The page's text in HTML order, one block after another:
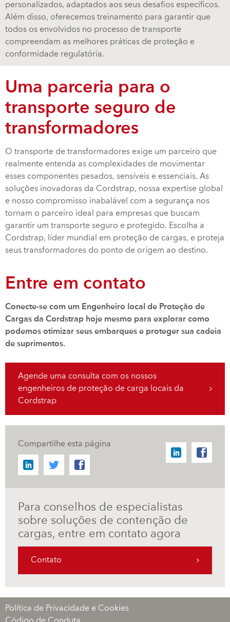
personalizados, adaptados aos seus desafios específicos.
Além disso, oferecemos treinamento para garantir que
todos os envolvidos no processo de transporte
compreendam as melhores práticas de proteção e
conformidade regulatória.
Uma parceria para o
transporte seguro de
transformadores
O transporte de transformadores exige um parceiro que
realmente entenda as complexidades de movimentar
esses componentes pesados, sensíveis e essenciais. As
soluções inovadoras da Cordstrap, nossa expertise global
e nosso compromisso inabalável com a segurança nos
tornam o parceiro ideal para empresas que buscam
garantir um transporte seguro e protegido. Escolha a
Cordstrap, líder mundial em proteção de cargas, e proteja
seus transformadores do ponto de origem ao destino.
Entre em contato
Conecte-se com um Engenheiro local de Proteção de
Cargas da Cordstrap hoje mesmo para explorar como
podemos otimizar seus embarques e proteger sua cadeia
de suprimentos.
Agende uma consulta com os nossos
engenheiros de proteção de carga locais da
Cordstrap
Compartilhe esta página
Para conselhos de especialistas
sobre soluções de contenção de
cargas, entre em contato agora
Contato
Política de Privacidade e Cookies